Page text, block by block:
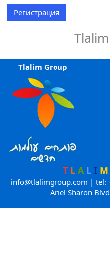
Регистрация
Tlalim Group
T L A L I M
info@tlalimgroup.com | tel:
Ariel Sharon